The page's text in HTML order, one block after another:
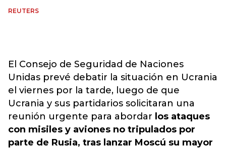
REUTERS
El Consejo de Seguridad de Naciones
Unidas prevé debatir la situación en Ucrania
el viernes por la tarde, luego de que
Ucrania y sus partidarios solicitaran una
reunión urgente para abordar los ataques
con misiles y aviones no tripulados por
parte de Rusia, tras lanzar Moscú su mayor